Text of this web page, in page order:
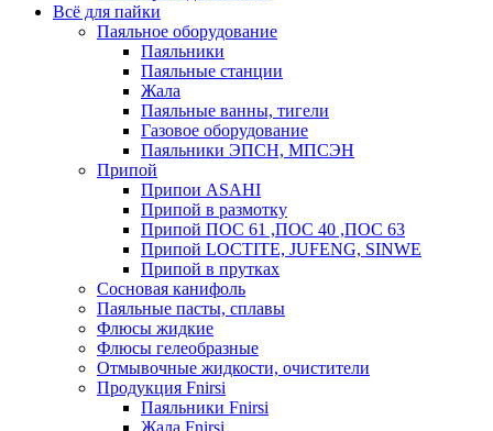
Всё для пайки
Паяльное оборудование
Паяльники
Паяльные станции
Жала
Паяльные ванны, тигели
Газовое оборудование
Паяльники ЭПСН, МПСЭН
Припой
Припои ASAHI
Припой в размотку
Припой ПОС 61 ,ПОС 40 ,ПОС 63
Припой LOCTITE, JUFENG, SINWE
Припой в прутках
Сосновая канифоль
Паяльные пасты, сплавы
Флюсы жидкие
Флюсы гелеобразные
Отмывочные жидкости, очистители
Продукция Fnirsi
Паяльники Fnirsi
Жала Fnirsi